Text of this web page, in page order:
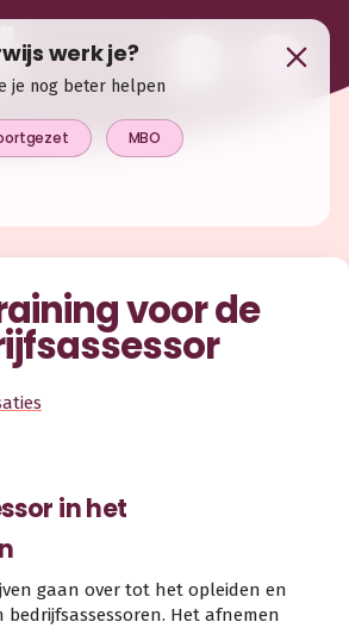
voor de
in het
gaan over tot het opleiden en
bedrijfsassessoren. Het afnemen
werk je?
je nog beter helpen
MBO